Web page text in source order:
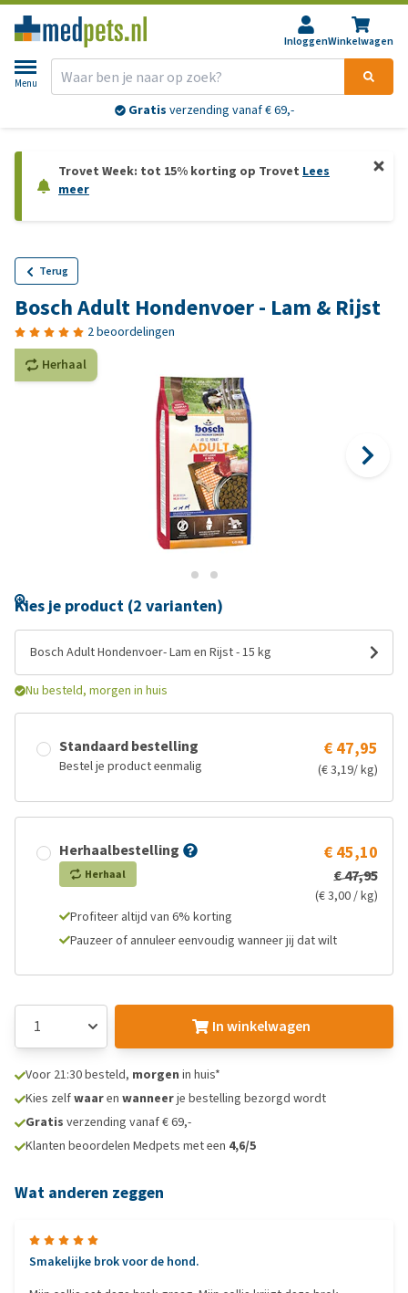
InloggenWinkelwagen
Menu
Gratis verzending vanaf € 69,-
Trovet Week: tot 15% korting op Trovet Lees
meer
Terug
Bosch Adult Hondenvoer - Lam & Rijst
2 beoordelingen
Herhaal
Kies je product (2 varianten)
Bosch Adult Hondenvoer- Lam en Rijst - 15 kg
Nu besteld, morgen in huis
Standaard bestelling
Bestel je product eenmalig
€ 47,95
(€ 3,19/ kg)
Herhaalbestelling
Herhaal
€ 45,10
€ 47,95
(€ 3,00 / kg)
Profiteer altijd van 6% korting
Pauzeer of annuleer eenvoudig wanneer jij dat wilt
In winkelwagen
Voor 21:30 besteld, morgen in huis*
Kies zelfwaaren wanneerje bestelling bezorgd wordt
Gratis verzending vanaf € 69,-
Klanten beoordelen Medpets met een 4,6/5
Wat anderen zeggen
Smakelijke brok voor de hond.